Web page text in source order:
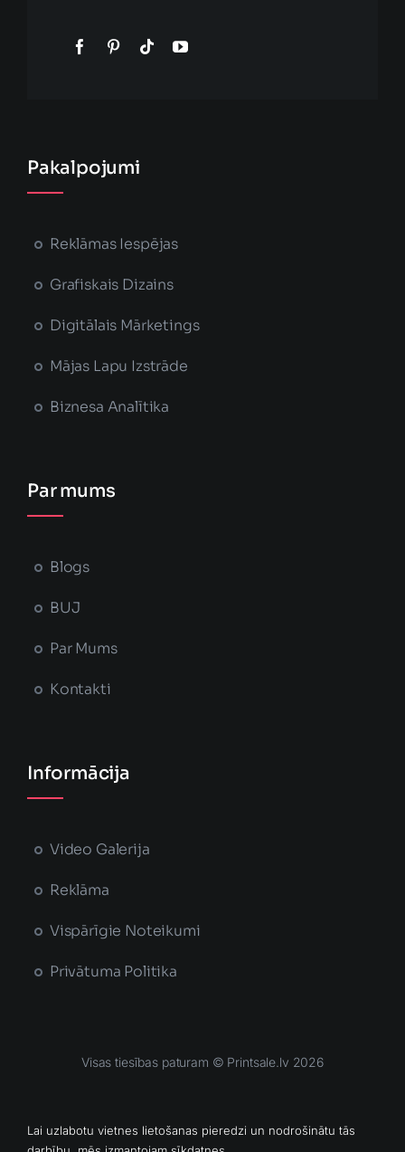
Pakalpojumi
Reklāmas Iespējas
Grafiskais Dizains
Digitālais Mārketings
Mājas Lapu Izstrāde
Biznesa Analītika
Par mums
Blogs
BUJ
Par Mums
Kontakti
Informācija
Video Galerija
Reklāma
Vispārīgie Noteikumi
Privātuma Politika
Visas tiesības paturam © Printsale.lv 2026
Lai uzlabotu vietnes lietošanas pieredzi un nodrošinātu tās